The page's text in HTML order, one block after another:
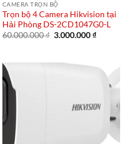
CAMERA TRỌN BỘ
Trọn bộ 4 Camera Hikvision tại
Hải Phòng DS-2CD1047G0-L
60.000.000₫ Giá
3.000.000₫Giá